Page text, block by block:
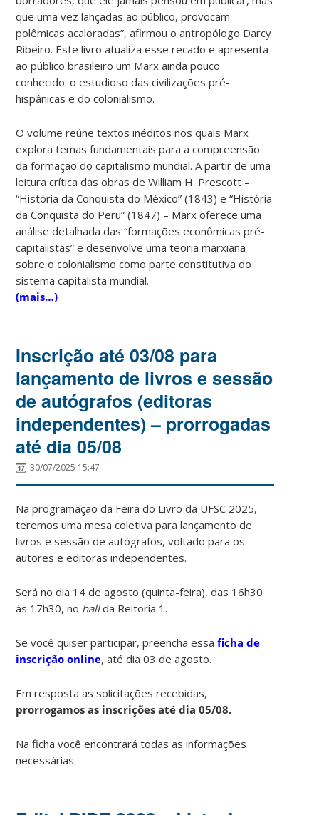
que uma vez lançadas ao público, provocam
polêmicas acaloradas”, afirmou o antropólogo Darcy
Ribeiro. Este livro atualiza esse recado e apresenta
ao público brasileiro um Marx ainda pouco
conhecido: o estudioso das civilizações pré-
hispânicas e do colonialismo.
O volume reúne textos inéditos nos quais Marx
explora temas fundamentais para a compreensão
da formação do capitalismo mundial. A partir de uma
leitura crítica das obras de William H. Prescott –
“História da Conquista do México” (1843) e “História
da Conquista do Peru” (1847) – Marx oferece uma
análise detalhada das “formações econômicas pré-
capitalistas” e desenvolve uma teoria marxiana
sobre o colonialismo como parte constitutiva do
sistema capitalista mundial.
(mais…)
Inscrição até 03/08 para
lançamento de livros e sessão
de autógrafos (editoras
independentes) – prorrogadas
até dia 05/08
30/07/2025 15:47
Na programação da Feira do Livro da UFSC 2025,
teremos uma mesa coletiva para lançamento de
livros e sessão de autógrafos, voltado para os
autores e editoras independentes.
Será no dia 14 de agosto (quinta-feira), das 16h30
às 17h30, no hallda Reitoria 1.
Se você quiser participar, preencha essaficha de
inscrição online, até dia 03 de agosto.
Em resposta as solicitações recebidas,
prorrogamos as inscrições até dia 05/08.
Na ficha você encontrará todas as informações
necessárias.